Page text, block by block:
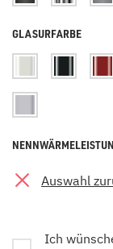
GLASURFARBE
Auswahl
Ich